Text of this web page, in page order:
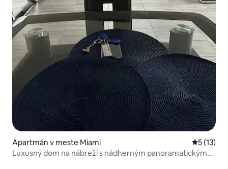
Apartmán v meste Miami
5 (13)
Luxusný dom na nábreží s nádherným panoramatickým